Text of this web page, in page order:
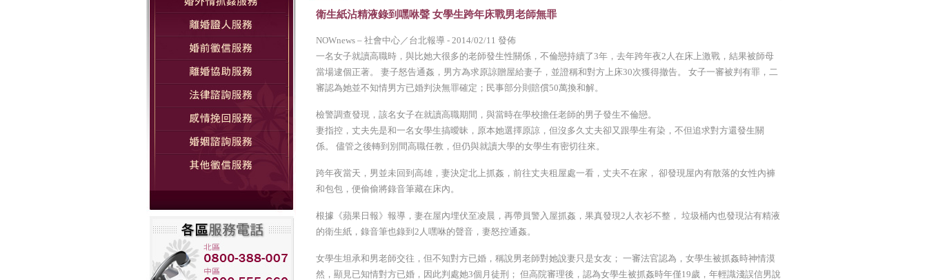
衛生紙沾精液錄到嘿咻聲 女學生跨年床戰男老師無罪
NOWnews – 社會中心／台北報導 - 2014/02/11 發佈
一名女子就讀高職時，與比她大很多的老師發生性關係，不倫戀持續了3年，去年跨年夜2人在床上激戰，結果被師母
當場逮個正著。 妻子怒告通姦，男方為求原諒贈屋給妻子，並證稱和對方上床30次獲得撤告。 女子一審被判有罪，二
審認為她並不知情男方已婚判決無罪確定；民事部分則賠償50萬換和解。
檢警調查發現，該名女子在就讀高職期間，與當時在學校擔任老師的男子發生不倫戀。
妻指控，丈夫先是和一名女學生搞曖昧，原本她選擇原諒，但沒多久丈夫卻又跟學生有染，不但追求對方還發生關
係。 儘管之後轉到別間高職任教，但仍與就讀大學的女學生有密切往來。
跨年夜當天，男並未回到高雄，妻決定北上抓姦，前往丈夫租屋處一看，丈夫不在家， 卻發現屋內有散落的女性內褲
和包包，便偷偷將錄音筆藏在床內。
根據《蘋果日報》報導，妻在屋內埋伏至凌晨，再帶員警入屋抓姦，果真發現2人衣衫不整， 垃圾桶內也發現沾有精液
的衛生紙，錄音筆也錄到2人嘿咻的聲音，妻怒控通姦。
女學生坦承和男老師交往，但不知對方已婚，稱說男老師對她說妻只是女友； 一審法官認為，女學生被抓姦時神情漠
然，顯見已知情對方已婚，因此判處她3個月徒刑； 但高院審理後，認為女學生被抓姦時年僅19歲，年輕識淺誤信男說